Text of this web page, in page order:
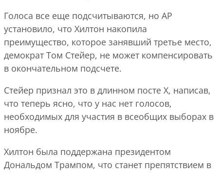
Голоса все еще подсчитываются, но AP
установило, что Хилтон накопила
преимущество, которое занявший третье место,
демократ Том Стейер, не может компенсировать
в окончательном подсчете.
Стейер признал это в длинном посте X, написав,
что теперь ясно, что у нас нет голосов,
необходимых для участия в всеобщих выборах в
ноябре.
Хилтон была поддержана президентом
Дональдом Трампом, что станет препятствием в